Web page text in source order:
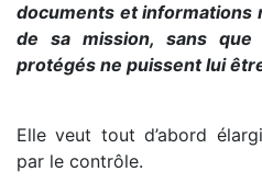
documents et informations
de sa mission, sans que
protégés ne puissent lui
Elle veut tout d’abord
par le contrôle.